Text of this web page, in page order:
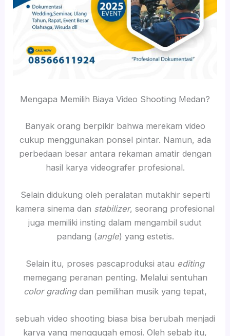
Mengapa Memilih Biaya Video Shooting Medan?
Banyak orang berpikir bahwa merekam video
cukup menggunakan ponsel pintar. Namun, ada
perbedaan besar antara rekaman amatir dengan
hasil karya videografer profesional.
Selain didukung oleh peralatan mutakhir seperti
kamera sinema dan stabilizer, seorang profesional
juga memiliki insting dalam mengambil sudut
pandang (angle) yang estetis.
Selain itu, proses pascaproduksi atau editing
memegang peranan penting. Melalui sentuhan
color gradingdan pemilihan musik yang tepat,
sebuah video shooting biasa bisa berubah menjadi
karya yang menggugah emosi. Oleh sebab itu,